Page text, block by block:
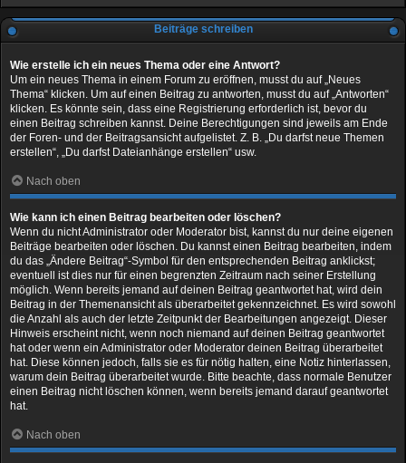
Beiträge schreiben
Wie erstelle ich ein neues Thema oder eine Antwort?
Um ein neues Thema in einem Forum zu eröffnen, musst du auf „Neues
Thema“ klicken. Um auf einen Beitrag zu antworten, musst du auf „Antworten“
klicken. Es könnte sein, dass eine Registrierung erforderlich ist, bevor du
einen Beitrag schreiben kannst. Deine Berechtigungen sind jeweils am Ende
der Foren- und der Beitragsansicht aufgelistet. Z. B. „Du darfst neue Themen
erstellen“, „Du darfst Dateianhänge erstellen“ usw.
Nach oben
Wie kann ich einen Beitrag bearbeiten oder löschen?
Wenn du nicht Administrator oder Moderator bist, kannst du nur deine eigenen
Beiträge bearbeiten oder löschen. Du kannst einen Beitrag bearbeiten, indem
du das „Ändere Beitrag“-Symbol für den entsprechenden Beitrag anklickst;
eventuell ist dies nur für einen begrenzten Zeitraum nach seiner Erstellung
möglich. Wenn bereits jemand auf deinen Beitrag geantwortet hat, wird dein
Beitrag in der Themenansicht als überarbeitet gekennzeichnet. Es wird sowohl
die Anzahl als auch der letzte Zeitpunkt der Bearbeitungen angezeigt. Dieser
Hinweis erscheint nicht, wenn noch niemand auf deinen Beitrag geantwortet
hat oder wenn ein Administrator oder Moderator deinen Beitrag überarbeitet
hat. Diese können jedoch, falls sie es für nötig halten, eine Notiz hinterlassen,
warum dein Beitrag überarbeitet wurde. Bitte beachte, dass normale Benutzer
einen Beitrag nicht löschen können, wenn bereits jemand darauf geantwortet
hat.
Nach oben